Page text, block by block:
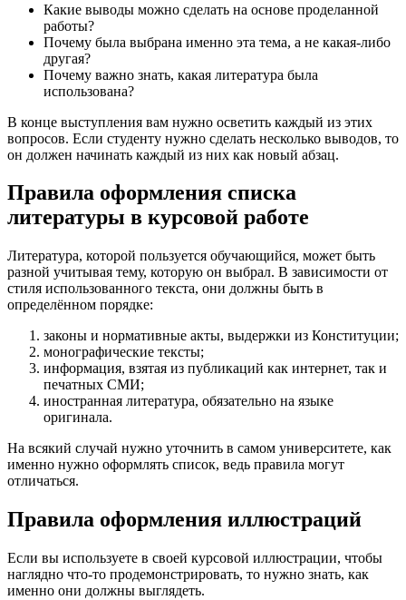
Какие выводы можно сделать на основе проделанной
работы?
Почему была выбрана именно эта тема, а не какая-либо
другая?
Почему важно знать, какая литература была
использована?
В конце выступления вам нужно осветить каждый из этих
вопросов. Если студенту нужно сделать несколько выводов, то
он должен начинать каждый из них как новый абзац.
Правила оформления списка
литературы в курсовой работе
Литература, которой пользуется обучающийся, может быть
разной учитывая тему, которую он выбрал. В зависимости от
стиля использованного текста, они должны быть в
определённом порядке:
законы и нормативные акты, выдержки из Конституции;
монографические тексты;
информация, взятая из публикаций как интернет, так и
печатных СМИ;
иностранная литература, обязательно на языке
оригинала.
На всякий случай нужно уточнить в самом университете, как
именно нужно оформлять список, ведь правила могут
отличаться.
Правила оформления иллюстраций
Если вы используете в своей курсовой иллюстрации, чтобы
наглядно что-то продемонстрировать, то нужно знать, как
именно они должны выглядеть.